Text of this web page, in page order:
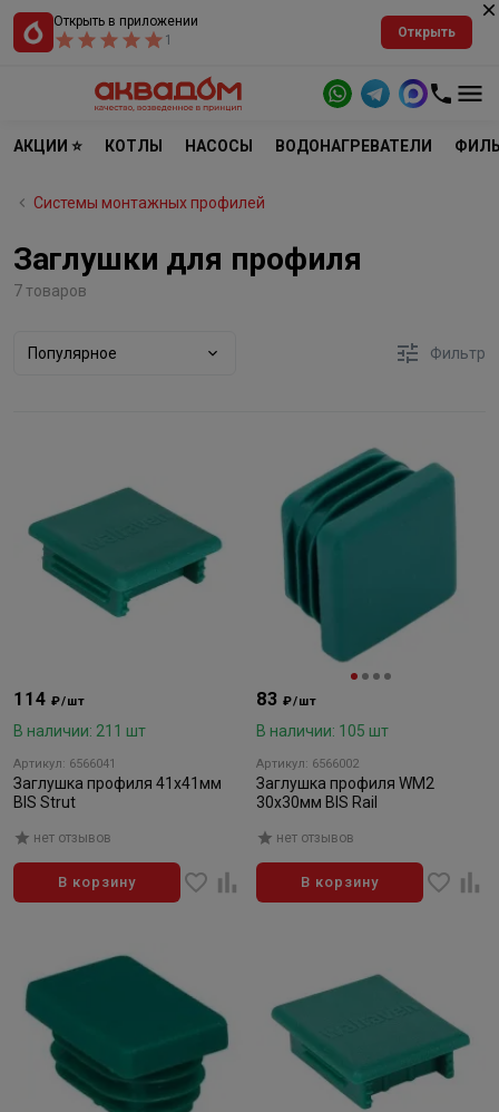
Открыть в приложении
1
Открыть
АКЦИИ ⭐ КОТЛЫ НАСОСЫ ВОДОНАГРЕВАТЕЛИ
Системы монтажных профилей
Заглушки для профиля
7 товаров
Популярное Фильтр
114₽/шт
В наличии: 211 шт
Артикул: 6566041
Заглушка профиля 41х41мм
BIS Strut
нет отзывов
В корзину
83₽/шт
В наличии: 105 шт
Артикул: 6566002
Заглушка профиля WM2
30х30мм BIS Rail
нет отзывов
В корзину